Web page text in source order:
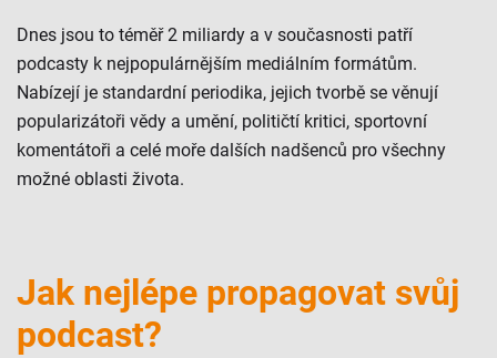
Dnes jsou to téměř 2 miliardy a v současnosti patří
podcasty k nejpopulárnějším mediálním formátům.
Nabízejí je standardní periodika, jejich tvorbě se věnují
popularizátoři vědy a umění, političtí kritici, sportovní
komentátoři a celé moře dalších nadšenců pro všechny
možné oblasti života.
Jak nejlépe propagovat svůj
podcast?